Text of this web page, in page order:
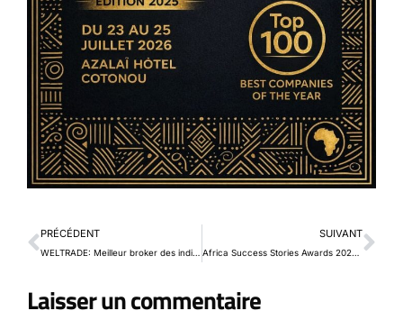
PRÉCÉDENT
WELTRADE: Meilleur broker des indices synthétiques de l’année
SUIVANT
Africa Success Stories Awards 2026 : l’Afrique célèbre ses champions de l’innovation et de l’économie sociale
Laisser un commentaire